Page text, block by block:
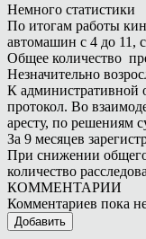
Немного статистики
По итогам работы
автомашин с 4 до 11,
Общее количество
Незначительно
К административной
протокол. Во
аресту, по решениям
За 9 месяцев
При снижении общего
количество
КОММЕНТАРИИ
Комментариев пока
Добавить